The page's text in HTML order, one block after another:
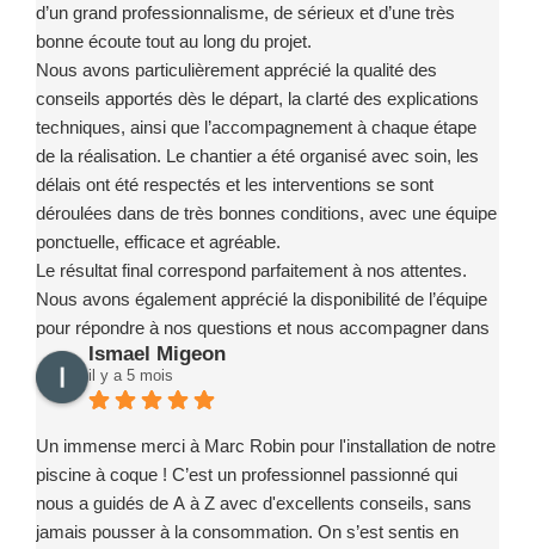
d’un grand professionnalisme, de sérieux et d’une très
bonne écoute tout au long du projet.
Nous avons particulièrement apprécié la qualité des
conseils apportés dès le départ, la clarté des explications
techniques, ainsi que l’accompagnement à chaque étape
de la réalisation. Le chantier a été organisé avec soin, les
délais ont été respectés et les interventions se sont
déroulées dans de très bonnes conditions, avec une équipe
ponctuelle, efficace et agréable.
Le résultat final correspond parfaitement à nos attentes.
Nous avons également apprécié la disponibilité de l’équipe
pour répondre à nos questions et nous accompagner dans
la prise en main de notre installation.
Nous recommandons sans hésitation l’entreprise Marc
Robin Piscines à toute personne souhaitant réaliser un
projet de piscine en toute confiance. Merci encore à toute
l’équipe pour votre sérieux, votre implication et la qualité de
votre travail.
Ismael Migeon
il y a 5 mois
Un immense merci à Marc Robin pour l'installation de notre
piscine à coque ! C’est un professionnel passionné qui
nous a guidés de A à Z avec d'excellents conseils, sans
jamais pousser à la consommation. On s’est sentis en